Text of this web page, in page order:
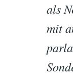
als
mit